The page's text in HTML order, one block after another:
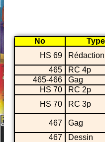
No Type
HS 69
465
RC 4p
465-466
Gag
HS 70
RC 2p
HS 70
RC 3p
467 Gag
467
Dessin